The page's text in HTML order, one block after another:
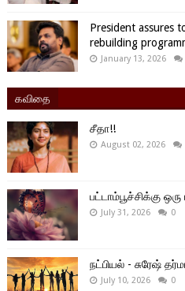
President assures
rebuilding
January 13, 2026
கவிதை
சீதா!!
August 02, 2026
பட்டாம்பூச்சிக்கு
July 31, 2026 0
நட்பியல் - சுரேஷ்
July 10, 2026 0